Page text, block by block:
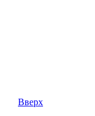
Вверх